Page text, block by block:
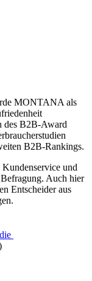
MONTANA als
des B2B-Award
B2B-Rankings.
und
Auch hier
Entscheider aus